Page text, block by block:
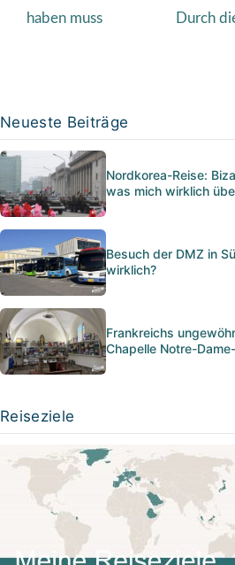
haben muss
Durch
Neueste Beiträge
Nordkorea-Reise:
was mich wirklich
Besuch der DMZ in
wirklich?
Frankreichs
Chapelle Notre-
Reiseziele